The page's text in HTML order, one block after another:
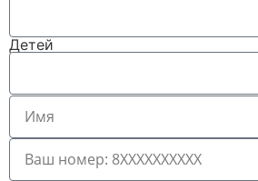
Детей